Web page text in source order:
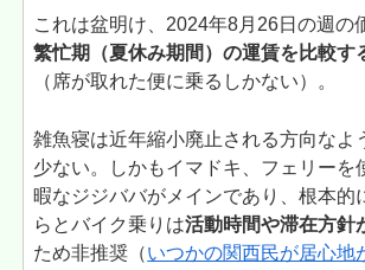
これは盆明け、2024年8月26日の週の
繁忙期（夏休み期間）の運賃を比較す
（席が取れた便に乗るしかない）。
雑魚寝は近年縮小廃止される方向なよ
少ない。しかもイマドキ、フェリーを
暇なジジババがメインであり、根本的
らとバイク乗りは活動時間や滞在方針
ため非推奨（いつかの関西民が居心地